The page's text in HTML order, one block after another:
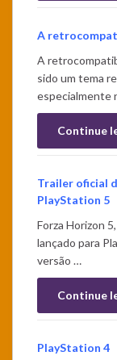
A
A
sido um tema
especialmente
Continue
Trailer oficial
PlayStation 5
Forza Horizon
lançado para
versão …
Continue
PlayStation 4